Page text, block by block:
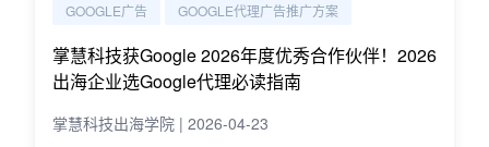
GOOGLE广告 GOOGLE代理广告推广方案
掌慧科技获Google 2026年度优秀合作伙伴！2026
出海企业选Google代理必读指南
掌慧科技出海学院 | 2026-04-23